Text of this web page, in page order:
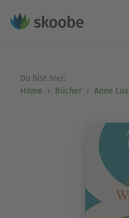
Du bist hier:
Home
Bücher Anne Lux